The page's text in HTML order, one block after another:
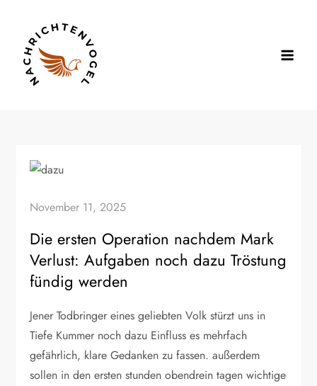
content
November 11, 2025
Die ersten Operation nachdem Mark
Verlust: Aufgaben noch dazu Tröstung
fündig werden
Jener Todbringer eines geliebten Volk stürzt uns in
Tiefe Kummer noch dazu Einfluss es mehrfach
gefährlich, klare Gedanken zu fassen. außerdem
sollen in den ersten stunden obendrein tagen wichtige